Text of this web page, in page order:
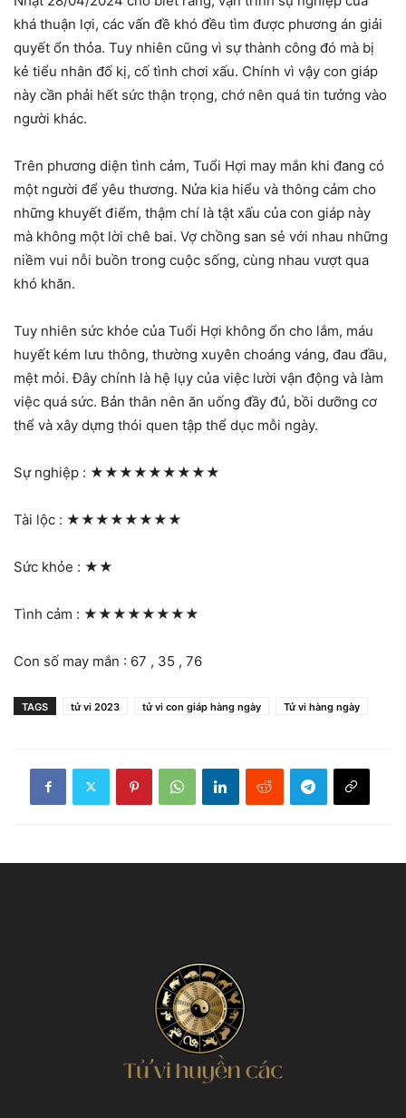
khá thuận lợi, các vấn đề khó đều tìm được phương án giải
quyết ổn thỏa. Tuy nhiên cũng vì sự thành công đó mà bị
kẻ tiểu nhân đố kị, cố tình chơi xấu. Chính vì vậy con giáp
này cần phải hết sức thận trọng, chớ nên quá tin tưởng vào
người khác.
Trên phương diện tình cảm, Tuổi Hợi may mắn khi đang có
một người để yêu thương. Nửa kia hiểu và thông cảm cho
những khuyết điểm, thậm chí là tật xấu của con giáp này
mà không một lời chê bai. Vợ chồng san sẻ với nhau những
niềm vui nỗi buồn trong cuộc sống, cùng nhau vượt qua
khó khăn.
Tuy nhiên sức khỏe của Tuổi Hợi không ổn cho lắm, máu
huyết kém lưu thông, thường xuyên choáng váng, đau đầu,
mệt mỏi. Đây chính là hệ lụy của việc lười vận động và làm
việc quá sức. Bản thân nên ăn uống đầy đủ, bồi dưỡng cơ
thể và xây dựng thói quen tập thể dục mỗi ngày.
Sự nghiệp : ★★★★★★★★★
Tài lộc : ★★★★★★★★
Sức khỏe : ★★
Tình cảm : ★★★★★★★★
Con số may mắn : 67 , 35 , 76
TAGS tử vi 2023 tử vi con giáp hàng ngày Tử vi hàng ngày